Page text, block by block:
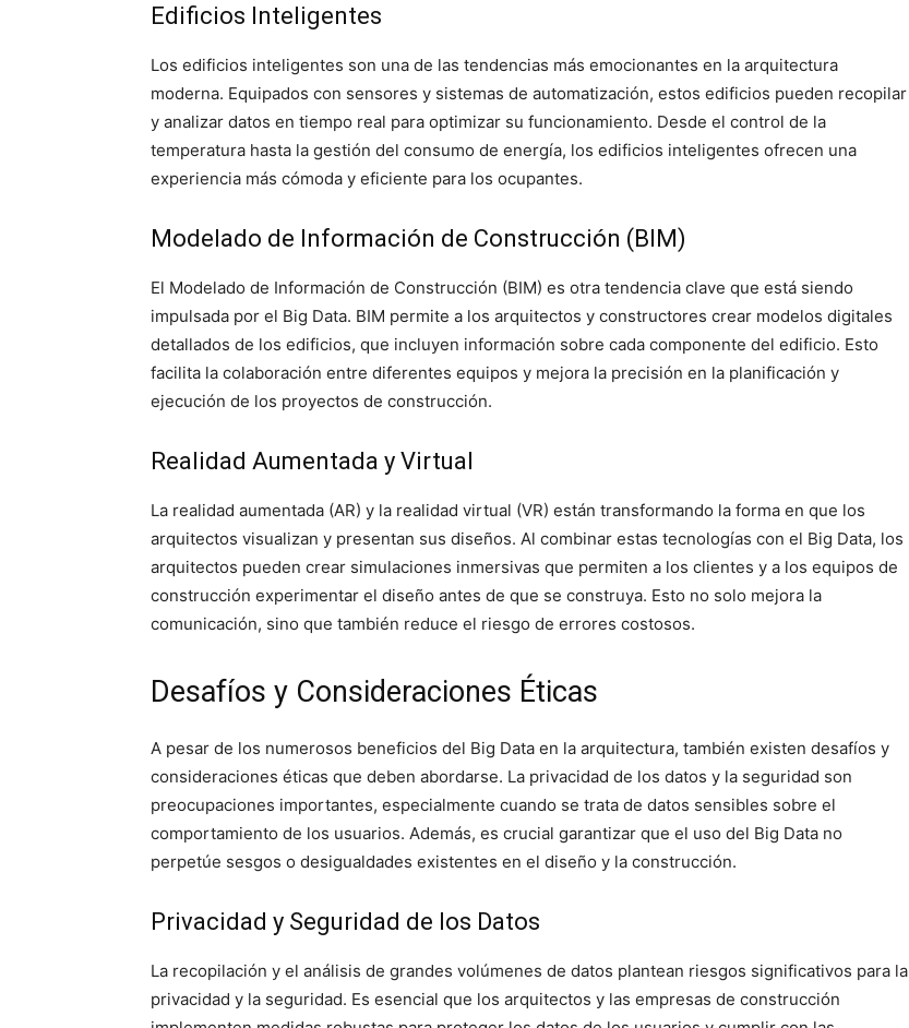
Edificios Inteligentes
Los edificios inteligentes son una de las tendencias más emocionantes en la arquitectura
moderna. Equipados con sensores y sistemas de automatización, estos edificios pueden recopilar
y analizar datos en tiempo real para optimizar su funcionamiento. Desde el control de la
temperatura hasta la gestión del consumo de energía, los edificios inteligentes ofrecen una
experiencia más cómoda y eficiente para los ocupantes.
Modelado de Información de Construcción (BIM)
El Modelado de Información de Construcción (BIM) es otra tendencia clave que está siendo
impulsada por el Big Data. BIM permite a los arquitectos y constructores crear modelos digitales
detallados de los edificios, que incluyen información sobre cada componente del edificio. Esto
facilita la colaboración entre diferentes equipos y mejora la precisión en la planificación y
ejecución de los proyectos de construcción.
Realidad Aumentada y Virtual
La realidad aumentada (AR) y la realidad virtual (VR) están transformando la forma en que los
arquitectos visualizan y presentan sus diseños. Al combinar estas tecnologías con el Big Data, los
arquitectos pueden crear simulaciones inmersivas que permiten a los clientes y a los equipos de
construcción experimentar el diseño antes de que se construya. Esto no solo mejora la
comunicación, sino que también reduce el riesgo de errores costosos.
Desafíos y Consideraciones Éticas
A pesar de los numerosos beneficios del Big Data en la arquitectura, también existen desafíos y
consideraciones éticas que deben abordarse. La privacidad de los datos y la seguridad son
preocupaciones importantes, especialmente cuando se trata de datos sensibles sobre el
comportamiento de los usuarios. Además, es crucial garantizar que el uso del Big Data no
perpetúe sesgos o desigualdades existentes en el diseño y la construcción.
Privacidad y Seguridad de los Datos
La recopilación y el análisis de grandes volúmenes de datos plantean riesgos significativos para la
privacidad y la seguridad. Es esencial que los arquitectos y las empresas de construcción